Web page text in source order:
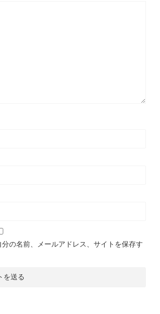
の名前、メールアドレス、サイトを保存す